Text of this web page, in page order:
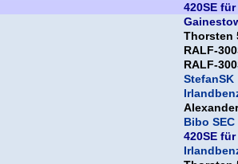
420SE für
Thorsten
RALF-
RALF-
StefanSK
Alexander
Bibo SEC
420SE für